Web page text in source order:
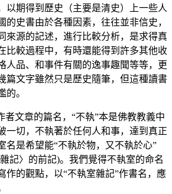
以期得到歷史（主要是清史）上一些人
的史書由於各種因素，往往並非信史，
來源的記述，進行比較分析，是求得真
比較過程中，有時還能得到許多其他收
人品、和事件有關的逸事趣聞等等，更
篇文字雖然只是歷史隨筆，但這種讀書
的。
者文章的篇名，“不執”本是佛教教義中
一切，不執著於任何人和事，達到真正
名是希望能“不執於物，又不執於心”
記〉的前記)。我們覺得不執室的命名
作的觀點，以“不執室雜記”作書名，應